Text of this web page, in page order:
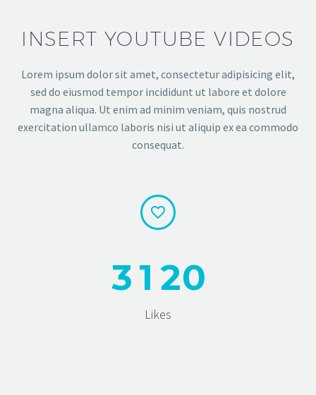
INSERT YOUTUBE VIDEOS
Lorem ipsum dolor sit amet, consectetur adipisicing elit,
sed do eiusmod tempor incididunt ut labore et dolore
magna aliqua. Ut enim ad minim veniam, quis nostrud
exercitation ullamco laboris nisi ut aliquip ex ea commodo
consequat.


31 20
Likes